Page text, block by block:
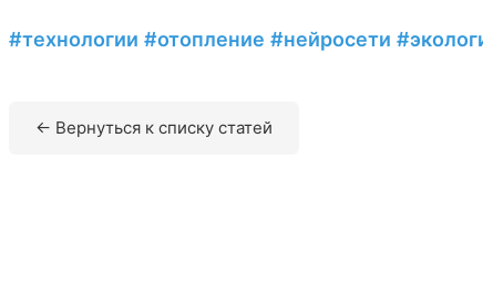
#технологии #отопление #нейросети
← Вернуться к списку статей